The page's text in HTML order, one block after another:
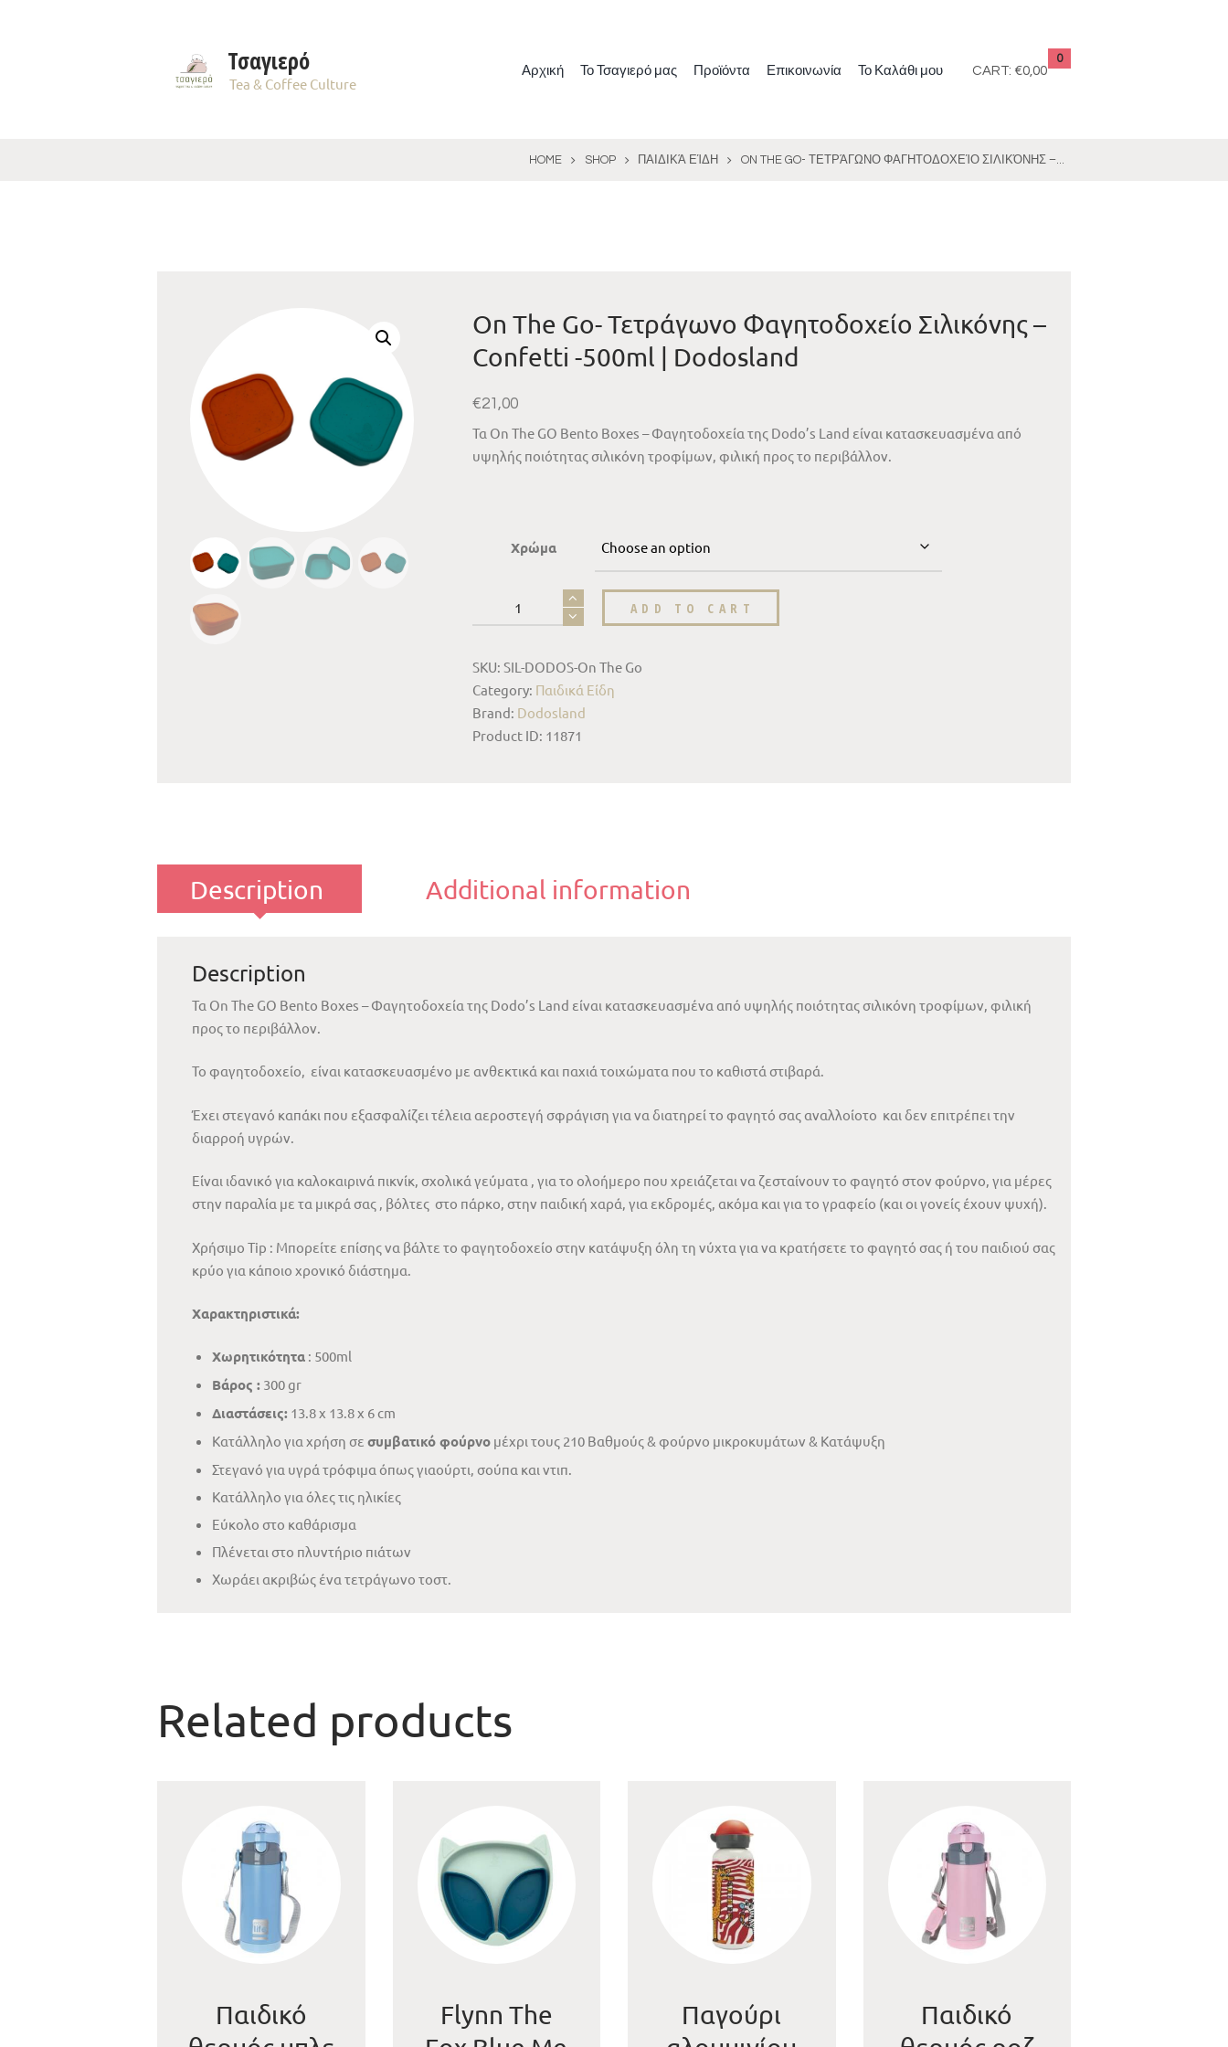
Τσαγιερό
Tea & Coffee Culture
Αρχική Το Τσαγιερό μας Προϊόντα Επικοινωνία Το Καλάθι μου CART:
0
€0,00
HOME SHOP ΠΑΙΔΙΚΆ ΕΊΔΗ ON THE GO- ΤΕΤΡΆΓΩΝΟ ΦΑΓΗΤΟΔΟΧΕΊΟ ΣΙΛΙΚΌΝΗΣ –...
On The Go- Τετράγωνο Φαγητοδοχείο Σιλικόνης –
Confetti -500ml | Dodosland
€21,00
Τα On The GO Bento Boxes – Φαγητοδοχεία της Dodo’s Land είναι κατασκευασμένα από
υψηλής ποιότητας σιλικόνη τροφίμων, φιλική προς το περιβάλλον.
Χρώμα
ADD TO CART
SKU:SIL-DODOS-On The Go
Category: Παιδικά Είδη
Brand: Dodosland
Product ID: 11871
Description Additional information
Description
Τα On The GO Bento Boxes – Φαγητοδοχεία της Dodo’s Land είναι κατασκευασμένα από υψηλής ποιότητας σιλικόνη τροφίμων, φιλική
προς το περιβάλλον.
Το φαγητοδοχείο, είναι κατασκευασμένο με ανθεκτικά και παχιά τοιχώματα που το καθιστά στιβαρά.
Έχει στεγανό καπάκι που εξασφαλίζει τέλεια αεροστεγή σφράγιση για να διατηρεί το φαγητό σας αναλλοίοτο και δεν επιτρέπει την
διαρροή υγρών.
Είναι ιδανικό για καλοκαιρινά πικνίκ, σχολικά γεύματα , για το ολοήμερο που χρειάζεται να ζεσταίνουν το φαγητό στον φούρνο, για μέρες
στην παραλία με τα μικρά σας , βόλτες στο πάρκο, στην παιδική χαρά, για εκδρομές, ακόμα και για το γραφείο (και οι γονείς έχουν ψυχή).
Χρήσιμο Tip : Μπορείτε επίσης να βάλτε το φαγητοδοχείο στην κατάψυξη όλη τη νύχτα για να κρατήσετε το φαγητό σας ή του παιδιού σας
κρύο για κάποιο χρονικό διάστημα.
Χαρακτηριστικά:
Χωρητικότητα : 500ml
Βάρος : 300 gr
Διαστάσεις: 13.8 x 13.8 x 6 cm
Κατάλληλο για χρήση σε συμβατικό φούρνο μέχρι τους 210 Βαθμούς & φούρνο μικροκυμάτων & Κατάψυξη
Στεγανό για υγρά τρόφιμα όπως γιαούρτι, σούπα και ντιπ.
Κατάλληλο για όλες τις ηλικίες
Εύκολο στο καθάρισμα
Πλένεται στο πλυντήριο πιάτων
Χωράει ακριβώς ένα τετράγωνο τοστ.
Related products
Παιδικό
Flynn The
Παγούρι
Παιδικό